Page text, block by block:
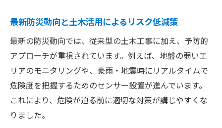
土木分野で進む防災イノベーションの実例
土木技術導入による防災現場の変化と評価
新たな土木技術が防災力に与えるインパク
ト
最新防災動向と土木活用によるリスク低減策
最新の防災動向では、従来型の土木工事に加え、予防的
アプローチが重視されています。例えば、地盤の弱いエ
リアのモニタリングや、豪雨・地震時にリアルタイムで
危険度を把握するためのセンサー設置が進んでいます。
これにより、危険が迫る前に適切な対策が講じやすくな
りました。